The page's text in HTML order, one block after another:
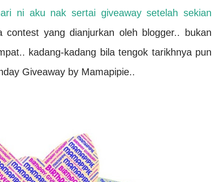
ni aku nak sertai giveaway setelah sekian
contest yang dianjurkan oleh blogger.. bukan
kadang-kadang bila tengok tarikhnya pun
Giveaway by Mamapipie..